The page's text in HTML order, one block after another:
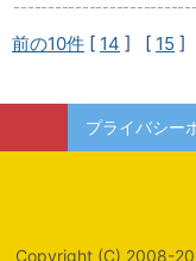
前の10件 [ 14 ] [ 15 ]
プライバシー
Copyright (C) 2008-